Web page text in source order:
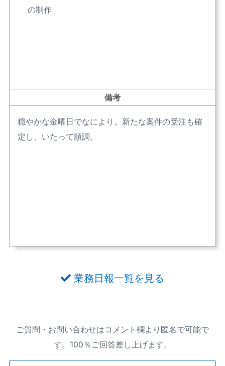
の制作
備考
穏やかな金曜日でなにより。新たな案件の受注も確
定し、いたって順調。
業務日報一覧を見る
ご質問・お問い合わせはコメント欄より匿名で可能で
す。100％ご回答差し上げます。